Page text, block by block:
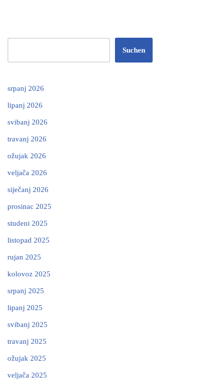
Suchen
srpanj 2026
lipanj 2026
svibanj 2026
travanj 2026
ožujak 2026
veljača 2026
siječanj 2026
prosinac 2025
studeni 2025
listopad 2025
rujan 2025
kolovoz 2025
srpanj 2025
lipanj 2025
svibanj 2025
travanj 2025
ožujak 2025
veljača 2025